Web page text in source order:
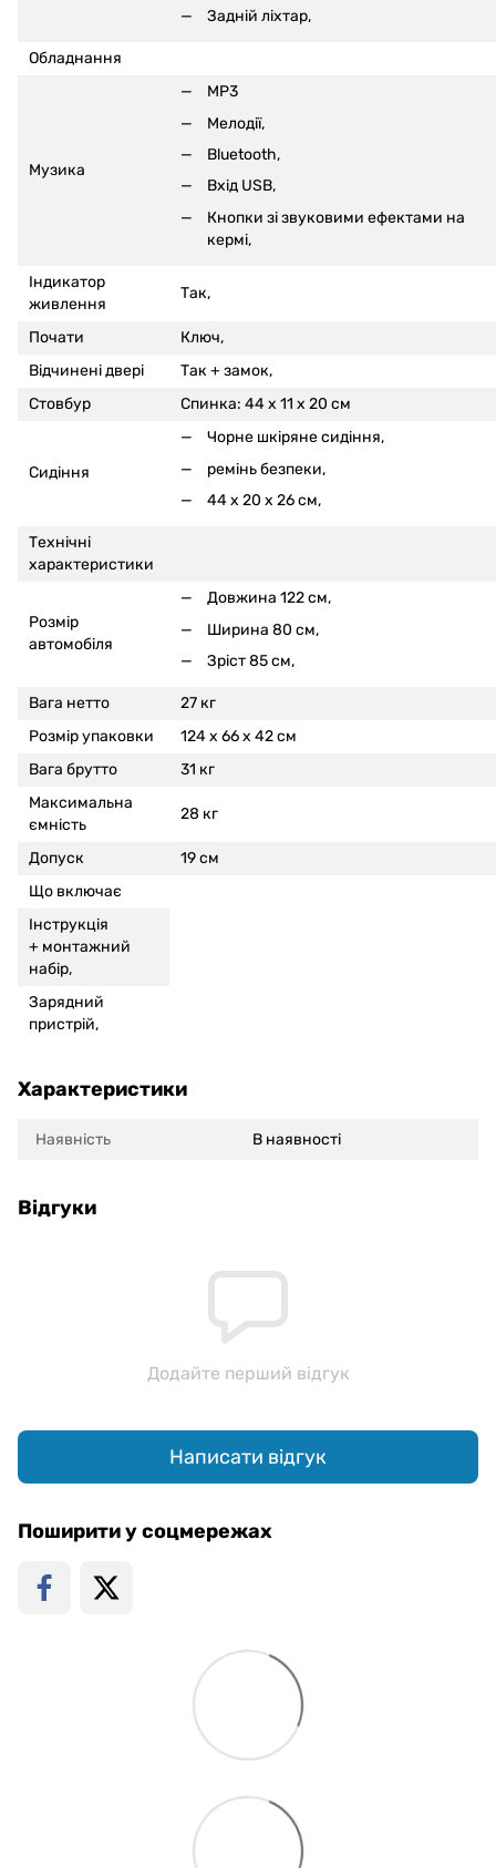
Задній ліхтар,
Обладнання
Музика
MP3
Мелодії,
Bluetooth,
Вхід USB,
Кнопки зі звуковими ефектами на
кермі,
Індикатор
живлення
Так,
Почати
Ключ,
Відчинені двері
Так + замок,
Стовбур
Спинка: 44 x 11 x 20 см
Сидіння
Чорне шкіряне сидіння,
ремінь безпеки,
44 x 20 x 26 см,
Технічні
характеристики
Розмір
автомобіля
Довжина 122 см,
Ширина 80 см,
Зріст 85 см,
Вага нетто
27 кг
Розмір упаковки
124 x 66 x 42 см
Вага брутто
31 кг
Максимальна
ємність
28 кг
Допуск
19 см
Що включає
Інструкція
+ монтажний
набір,
Зарядний
пристрій,
Характеристики
Наявність В наявності
Відгуки
Додайте перший відгук
Написати відгук
Поширити у соцмережах